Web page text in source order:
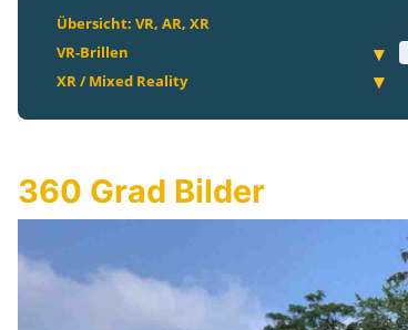
Übersicht: VR, AR, XR
VR-Brillen
XR / Mixed Reality
360 Grad Bilder